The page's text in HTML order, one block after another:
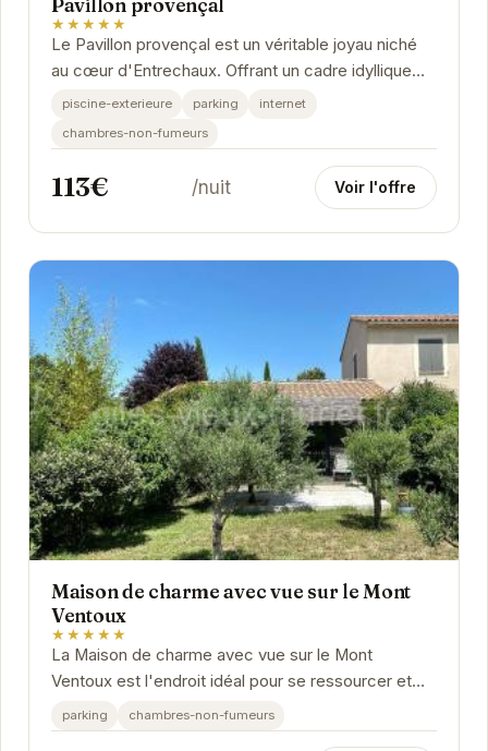
Pavillon provençal
★★★★★
Le Pavillon provençal est un véritable joyau niché
au cœur d'Entrechaux. Offrant un cadre idyllique
pour des vacances relaxantes, cette...
piscine-exterieure parking
internet
chambres-non-fumeurs
113€ /nuit Voir l'offre
Maison de charme avec vue sur le Mont
Ventoux
★★★★★
La Maison de charme avec vue sur le Mont
Ventoux est l'endroit idéal pour se ressourcer et
profiter du calme de la Provence. Avec une vue
imprenable...
parking chambres-non-fumeurs